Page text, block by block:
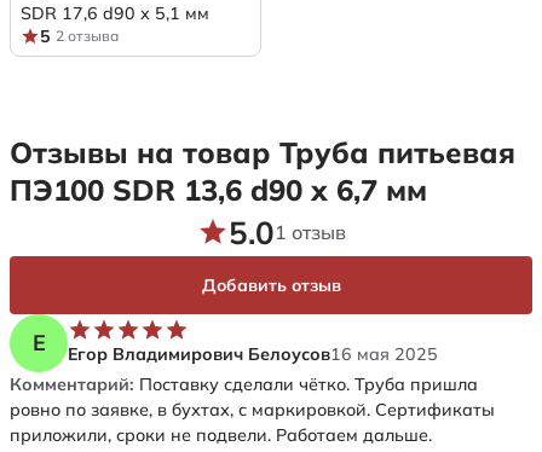
SDR 17,6 d90 х 5,1 мм
5 2 отзыва
Отзывы на товар Труба питьевая
ПЭ100 SDR 13,6 d90 х 6,7 мм
Е Егор Владимирович Белоусов16 мая 2025
Комментарий: Поставку сделали чётко. Труба пришла
ровно по заявке, в бухтах, с маркировкой. Сертификаты
приложили, сроки не подвели. Работаем дальше.
5.01 отзыв
Добавить отзыв